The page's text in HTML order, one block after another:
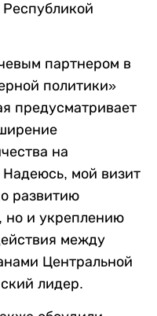
партнером в
политики»
предусматривает
на
мой визит
развитию
но и укреплению
между
Центральной
лидер.